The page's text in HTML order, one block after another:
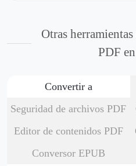
Otras
PDF
Convertir a
Seguridad de archivos PDF
Editor de contenidos PDF
Conversor EPUB